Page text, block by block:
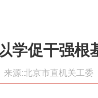
学促干强根
来源:北京市直机关工委